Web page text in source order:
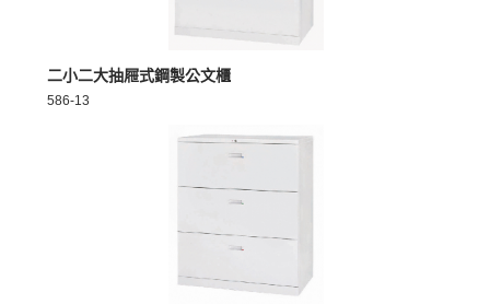
MORE >
二小二大抽屜式鋼製公文櫃
586-13